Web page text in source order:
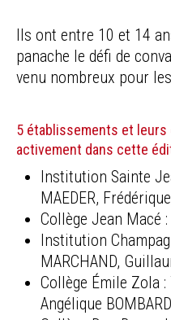
Ils ont entre 10 et 14
panache le défi de
venu nombreux pour
5 établissements et
activement dans cette
Institution Sainte
MAEDER,
Collège Jean Macé
Institution
MARCHAND,
Collège Émile Zola :
Angélique